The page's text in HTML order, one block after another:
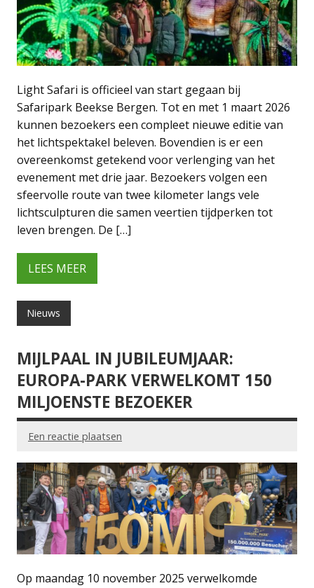
Light Safari is officieel van start gegaan bij
Safaripark Beekse Bergen. Tot en met 1 maart 2026
kunnen bezoekers een compleet nieuwe editie van
het lichtspektakel beleven. Bovendien is er een
overeenkomst getekend voor verlenging van het
evenement met drie jaar. Bezoekers volgen een
sfeervolle route van twee kilometer langs vele
lichtsculpturen die samen veertien tijdperken tot
leven brengen. De […]
LEES MEER
Nieuws
MIJLPAAL IN JUBILEUMJAAR:
EUROPA-PARK VERWELKOMT 150
MILJOENSTE BEZOEKER
Een reactie plaatsen
Op maandag 10 november 2025 verwelkomde